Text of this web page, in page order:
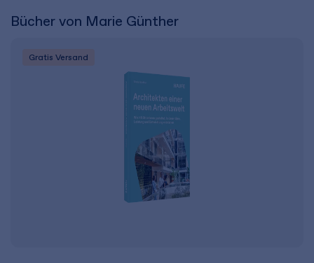
Bücher von Marie Günther
Gratis Versand